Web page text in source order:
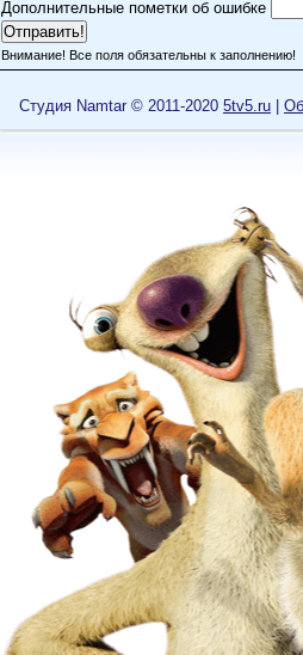
Дополнительные пометки об ошибке
Внимание! Все поля обязательны к заполнению!
Cтудия Namtar © 2011-2020 5tv5.ru |